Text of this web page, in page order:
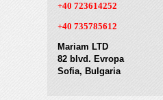
+40 723614252
+40 735785612
Mariam LTD
82 blvd. Evropa
Sofia, Bulgaria